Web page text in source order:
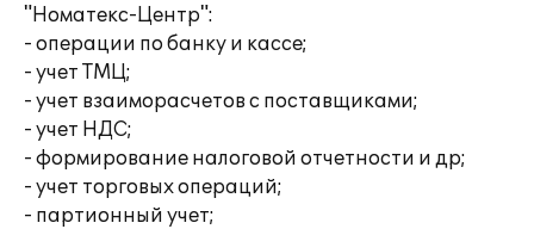
"Номатекс-Центр":
- операции по банку и кассе;
- учет ТМЦ;
- учет взаиморасчетов с поставщиками;
- учет НДС;
- формирование налоговой отчетности и др;
- учет торговых операций;
- партионный учет;